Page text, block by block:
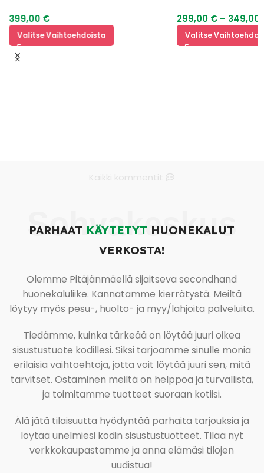
399,00 €
Valitse Vaihtoehdoista
299,00 € – 349,00
Valitse
Sohvakeskus
PARHAAT KÄYTETYT HUONEKALUT
VERKOSTA!
Olemme Pitäjänmäellä sijaitseva secondhand
huonekaluliike. Kannatamme kierrätystä. Meiltä
löytyy myös pesu-, huolto- ja myy/lahjoita palveluita.
Tiedämme, kuinka tärkeää on löytää juuri oikea
sisustustuote kodillesi. Siksi tarjoamme sinulle monia
erilaisia vaihtoehtoja, jotta voit löytää juuri sen, mitä
tarvitset. Ostaminen meiltä on helppoa ja turvallista,
ja toimitamme tuotteet suoraan kotiisi.
Älä jätä tilaisuutta hyödyntää parhaita tarjouksia ja
löytää unelmiesi kodin sisustustuotteet. Tilaa nyt
verkkokaupastamme ja anna elämäsi tilojen
uudistua!